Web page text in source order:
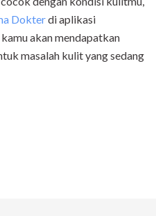
Dokterdi aplikasi
akan mendapatkan
masalah kulit yang sedang